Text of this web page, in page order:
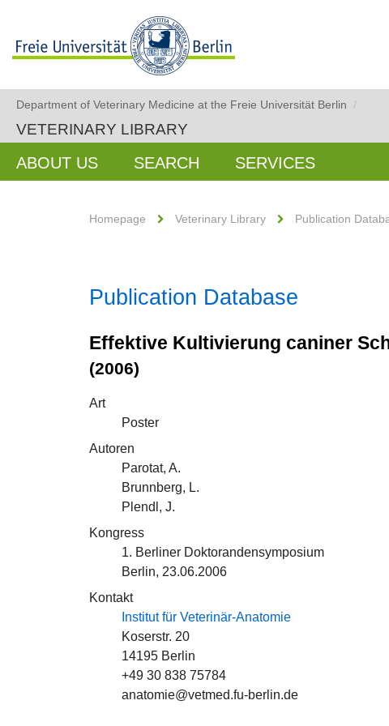
Department of Veterinary Medicine at the Freie Universität Berlin /
VETERINARY LIBRARY
ABOUT US SEARCH SERVICES
Homepage Veterinary Library Publication
Publication Database
Effektive Kultivierung caniner
(2006)
Art
Poster
Autoren
Parotat, A.
Brunnberg, L.
Plendl, J.
Kongress
1. Berliner Doktorandensymposium
Berlin, 23.06.2006
Kontakt
Institut für Veterinär-Anatomie
Koserstr. 20
14195 Berlin
+49 30 838 75784
anatomie@vetmed.fu-berlin.de